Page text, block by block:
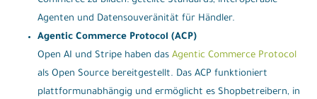
Agenten und Datensouveränität für Händler.
Agentic Commerce Protocol (ACP)
Open AI und Stripe haben das Agentic Commerce Protocol
als Open Source bereitgestellt. Das ACP funktioniert
plattformunabhängig und ermöglicht es Shopbetreibern, in